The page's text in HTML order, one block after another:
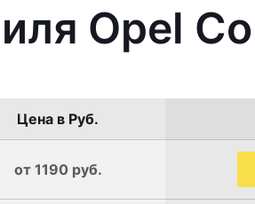
Opel
Цена в Руб.
от 1190 руб.